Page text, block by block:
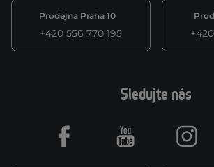
Prodejna Praha 10
+420 556 770 195
Sledujte nás
Facebook Youtube